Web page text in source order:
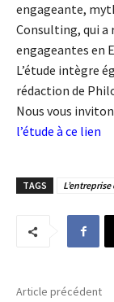
engageante,
Consulting, qui a
engageantes en
L’étude intègre
rédaction de
Nous vous
l’étude à ce lien
TAGS
Article précédent